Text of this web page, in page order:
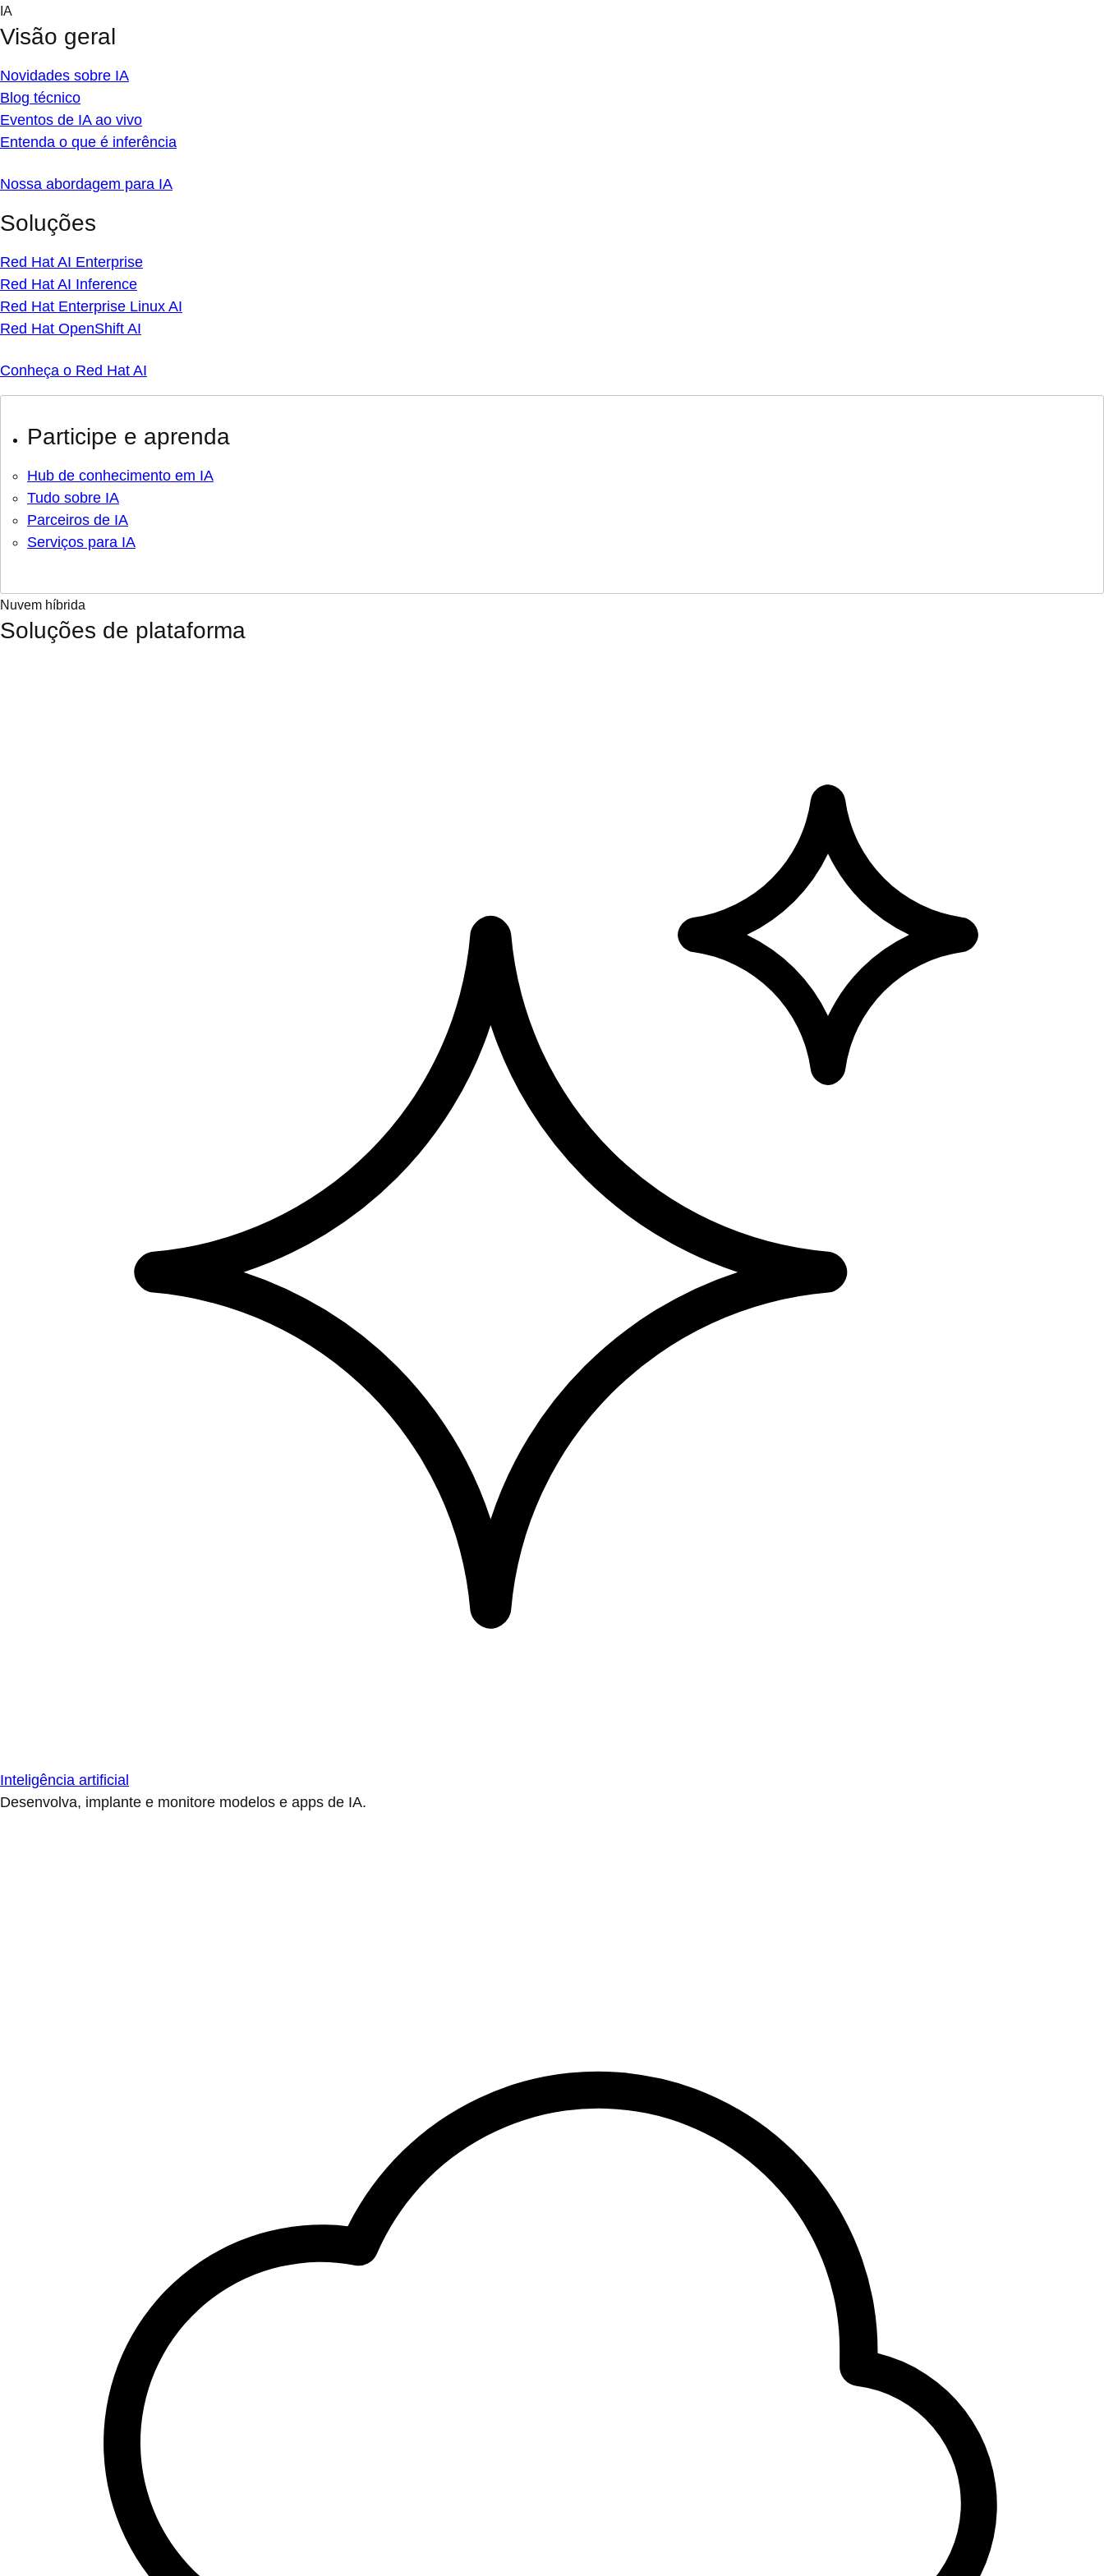
Skip
content
IA
Visão geral
Novidades sobre IA
Blog técnico
Eventos de IA ao vivo
Entenda o que é inferência
Nossa abordagem para IA
Soluções
Red Hat AI Enterprise
Red Hat AI Inference
Red Hat Enterprise Linux AI
Red Hat OpenShift AI
Conheça o Red Hat AI
Participe e aprenda
Hub de conhecimento em IA
Tudo sobre IA
Parceiros de IA
Serviços para IA
Nuvem híbrida
Soluções de plataforma
Inteligência artificial
Desenvolva, implante e monitore modelos e apps de IA.